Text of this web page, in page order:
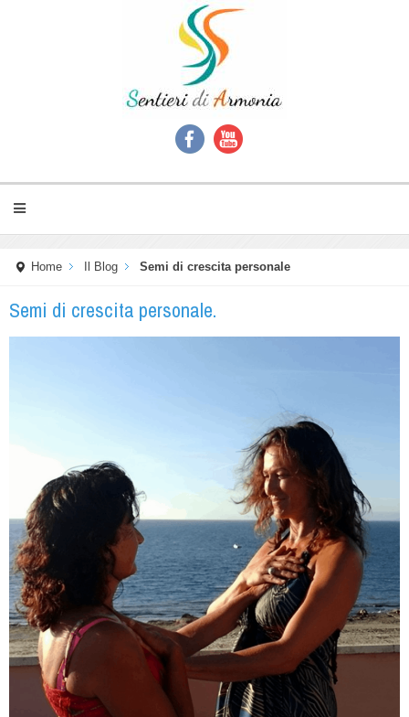
Home Il Blog Semi di crescita personale
Semi di crescita personale.